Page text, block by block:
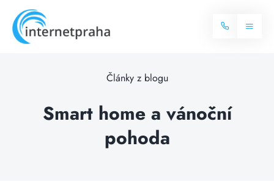
content
Toggle
Balíčky internetu
Články z blogu
Smart home a vánoční
pohoda